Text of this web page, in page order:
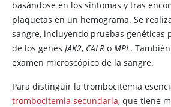
basándose en los síntomas y tras
plaquetas en un hemograma. Se
sangre, incluyendo pruebas genéticas
de los genes JAK2, CALR o MPL.
examen microscópico de la sangre.
Para distinguir la trombocitemia
trombocitemia secundaria, que tiene